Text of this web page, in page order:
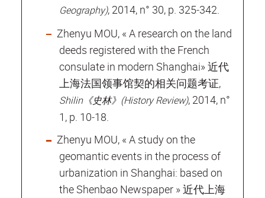
Geography), 2014, n° 30, p. 325‐342.
Zhenyu MOU, « A research on the land
deeds registered with the French
consulate in modern Shanghai» 近代
上海法国领事馆契的相关问题考证,
Shilin《史林》(History Review), 2014, n°
1, p. 10‐18.
Zhenyu MOU, « A study on the
geomantic events in the process of
urbanization in Shanghai: based on
the Shenbao Newspaper » 近代上海